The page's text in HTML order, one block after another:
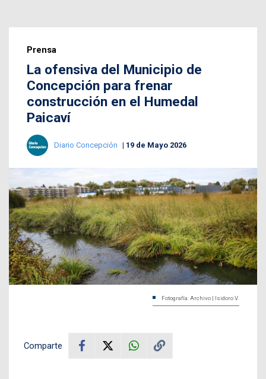
Prensa
La ofensiva del Municipio de
Concepción para frenar
construcción en el Humedal
Paicaví
Diario Concepción 19 de Mayo 2026
Fotografía: Archivo | Isidoro V.
Comparte